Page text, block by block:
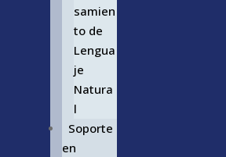
samien
to de
Lengua
je
Natura
l
Soporte
en